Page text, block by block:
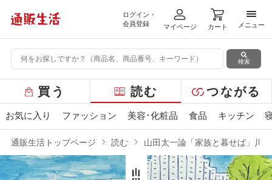
ログイン・
会員登録
マイページ カート
メニ
メニュー
検索
ー
バ
ニ
ュ
買う 読む つながる
お気に入り ファッション 美容･化粧品 食品 キッチン
通販生活トップページ 読む 山田太一論「家族と暮せば」川